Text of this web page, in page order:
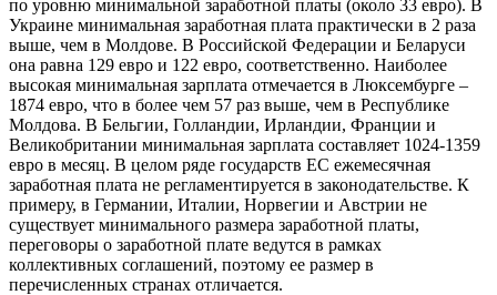
по уровню мини­мальной заработной платы (около 33 евро). В
Украине минимальная заработная плата практически в 2 раза
выше, чем в Молдо­ве. В Российской Федерации и Беларуси
она равна 129 евро и 122 евро, соответственно. Наиболее
высокая минимальная зарплата отмечается в Люксембурге –
1874 евро, что в более чем 57 раз выше, чем в Республике
Молдова. В Бельгии, Голландии, Ирландии, Франции и
Великобритании минимальная зарплата составляет 1024-1359
евро в ме­сяц. В целом ряде государств ЕС ежемесяч­ная
заработная плата не регламентируется в законодательстве. К
примеру, в Германии, Италии, Норвегии и Австрии не
существу­ет минимального размера заработной пла­ты,
переговоры о заработной плате ведутся в рамках
коллективных соглашений, поэто­му ее размер в
перечисленных странах от­личается.